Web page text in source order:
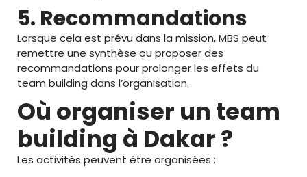
5. Recommandations
Lorsque cela est prévu dans la mission, MBS peut
remettre une synthèse ou proposer des
recommandations pour prolonger les effets du
team building dans l’organisation.
Où organiser un team
building à Dakar ?
Les activités peuvent être organisées :